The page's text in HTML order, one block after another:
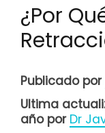
¿Por
Publicado por
Ultima
año por Dr